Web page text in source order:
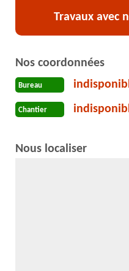
Travaux avec
Nos coordonnées
Bureau
Chantier
Nous localiser